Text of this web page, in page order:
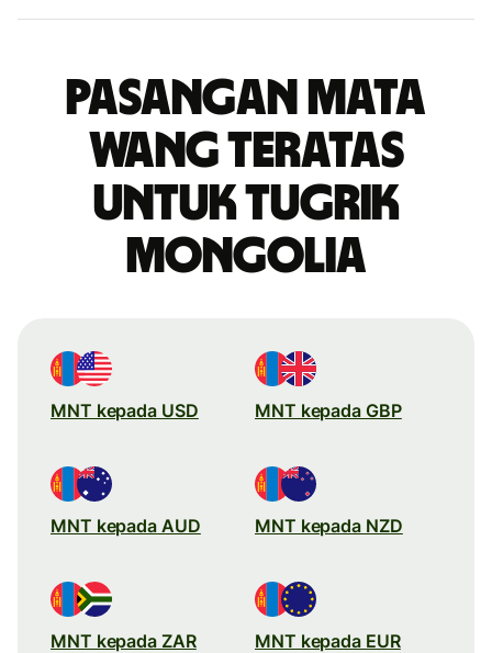
Pasangan mata
wang teratas
untuk tugrik
Mongolia
MNT kepada USD MNT kepada GBP
MNT kepada AUD MNT kepada NZD
MNT kepada ZAR MNT kepada EUR